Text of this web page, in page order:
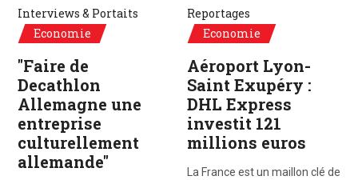
Interviews & Portaits
Economie
"Faire de
Decathlon
Allemagne une
entreprise
culturellement
allemande"
Reportages
Economie
Aéroport Lyon-
Saint Exupéry :
DHL Express
investit 121
millions euros
La France est un maillon clé de